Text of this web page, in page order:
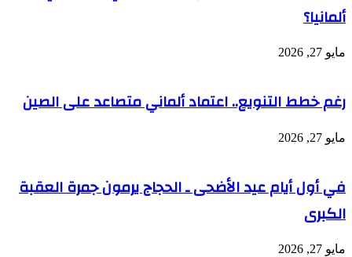
ألمانيا؟
مايو 27, 2026
رغم خطط التنويع.. اعتماد ألماني متصاعد على الصين
مايو 27, 2026
في أول أيام عيد الأضحى ـ الحجاج يرمون جمرة العقبة
الكبرى
مايو 27, 2026